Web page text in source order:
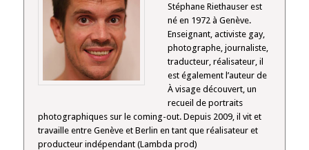
Stéphane Riethauser est
né en 1972 à Genève.
Enseignant, activiste gay,
photographe, journaliste,
traducteur, réalisateur, il
est également l’auteur de
À visage découvert, un
recueil de portraits
photographiques sur le coming-out. Depuis 2009, il vit et
travaille entre Genève et Berlin en tant que réalisateur et
producteur indépendant (Lambda prod)